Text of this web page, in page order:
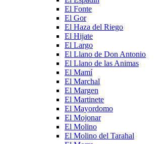
El Fonte
El Gor
El Haza del Riego
El Hijate
El Largo
El Llano de Don Antonio
El Llano de las Animas
El Mamí
El Marchal
El Margen
El Martinete
El Mayordomo
El Mojonar
El Molino
El Molino del Tarahal